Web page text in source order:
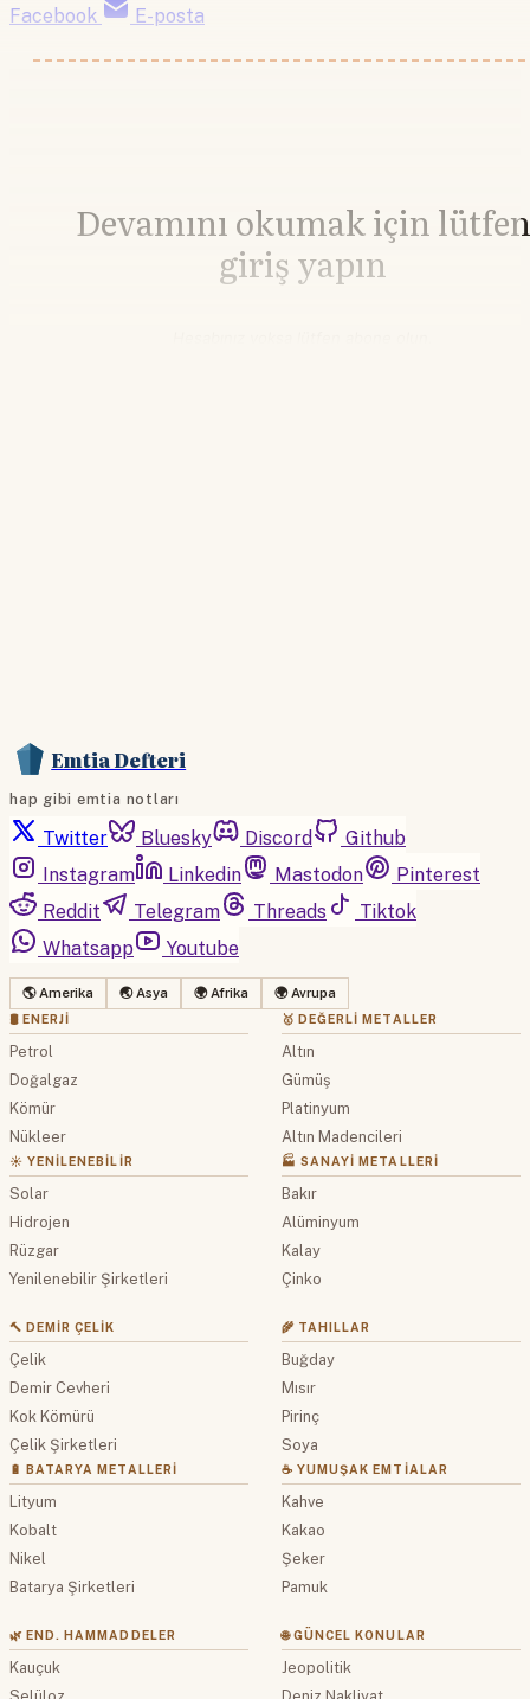
Facebook
E-posta
Devamını okumak için lütfen
giriş yapın
Emtia Defteri
hap gibi emtia notları
Twitter Bluesky Discord
Github
Instagram
Linkedin Mastodon
Pinterest
Reddit
Telegram Threads
Tiktok
Whatsapp
Youtube
🌎 Amerika 🌏 Asya 🌍 Afrika 🌍 Avrupa
🛢 ENERJI
Petrol
Doğalgaz
Kömür
Nükleer
☀️ YENILENEBILIR
Solar
Hidrojen
Rüzgar
Yenilenebilir Şirketleri
🥇 DEĞERLI METALLER
Altın
Gümüş
Platinyum
Altın Madencileri
🏭 SANAYI METALLERI
Bakır
Alüminyum
Kalay
Çinko
🔨 DEMIR ÇELIK
Çelik
Demir Cevheri
Kok Kömürü
Çelik Şirketleri
🔋 BATARYA METALLERI
Lityum
Kobalt
Nikel
Batarya Şirketleri
🌾 TAHILLAR
Buğday
Mısır
Pirinç
Soya
☕ YUMUŞAK EMTIALAR
Kahve
Kakao
Şeker
Pamuk
🌿 END. HAMMADDELER
Kauçuk
🌐 GÜNCEL KONULAR
Jeopolitik